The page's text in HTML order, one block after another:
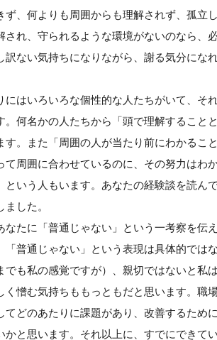
ず、何よりも周囲からも理解されず、孤立
され、守られるような環境がないのなら、
訳ない気持ちになりながら、謝る気分にな
にはいろいろな個性的な人たちがいて、そ
。何名かの人たちから「頭で理解すること
す。また「周囲の人が当たり前にわかるこ
て周囲に合わせているのに、その努力はわ
という人もいます。あなたの経験談を読ん
ました。
なたに「普通じゃない」という一考察を伝
「普通じゃない」という表現は具体的では
でも私の感覚ですが）、親切ではないと
く憎む気持ちももっともだと思います。職
てどのあたりに課題があり、改善するため
かと思います。それ以上に、すでにできて